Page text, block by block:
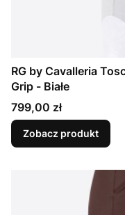
RG by Cavalleria
Grip - Białe
Cena
799,00 zł
Zobacz produkt